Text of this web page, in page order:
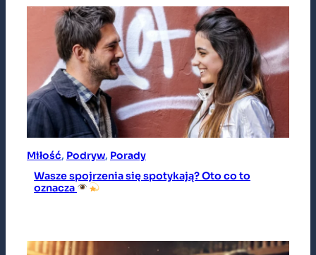
Miłość, Podryw, Porady
Wasze spojrzenia się spotykają? Oto co to
oznacza